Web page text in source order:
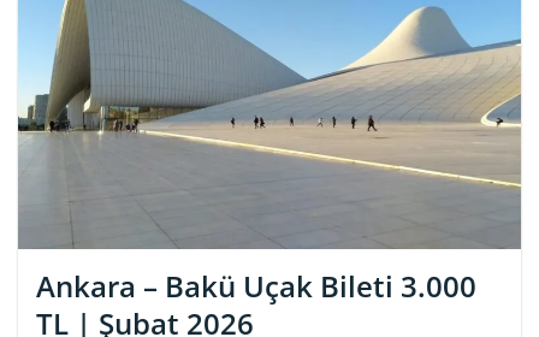
Ankara – Bakü Uçak Bileti 3.000
TL | Şubat 2026